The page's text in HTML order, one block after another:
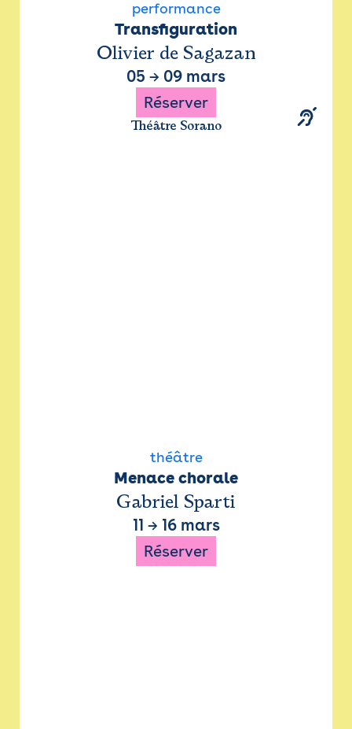
performance
Transfiguration
Olivier de Sagazan
05 → 09 mars
Réserver
Théâtre Sorano
théâtre
Menace chorale
Gabriel Sparti
11 → 16 mars
Réserver